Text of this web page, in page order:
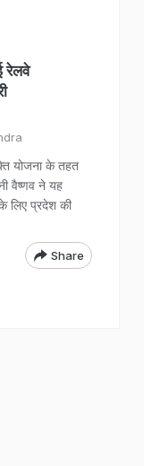
रेलवे
योजना के तहत
वैष्णव ने यह
लिए प्रदेश की
Share